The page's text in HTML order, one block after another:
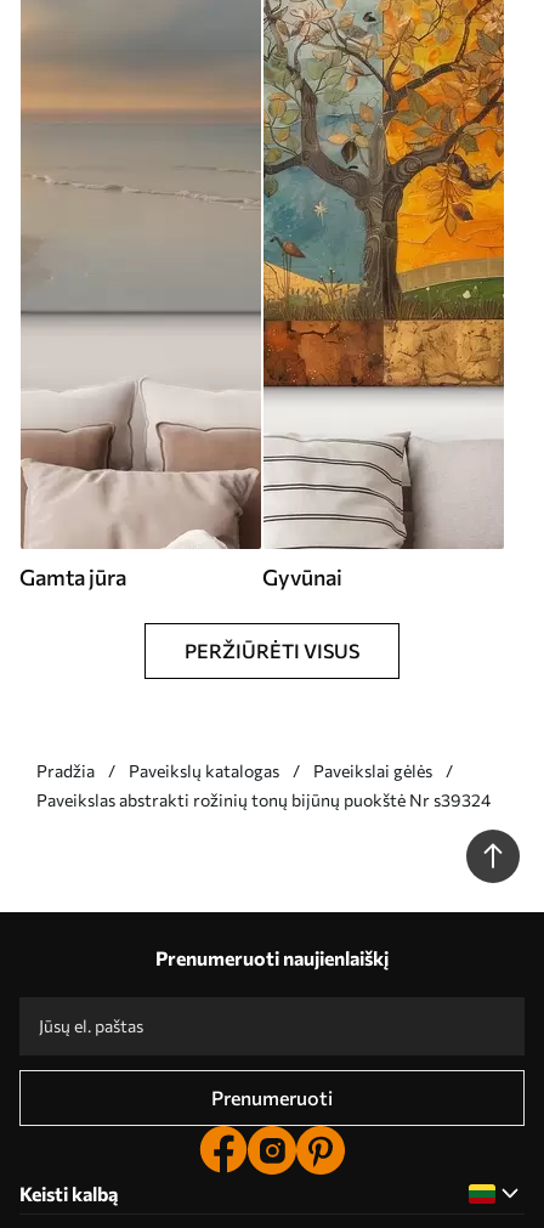
Gamta jūra Gyvūnai
PERŽIŪRĖTI VISUS
Pradžia Paveikslų katalogas
Paveikslai gėlės
Paveikslas abstrakti rožinių tonų bijūnų puokštė Nr s39324
Prenumeruoti naujienlaiškį
Prenumeruoti
Keisti kalbą